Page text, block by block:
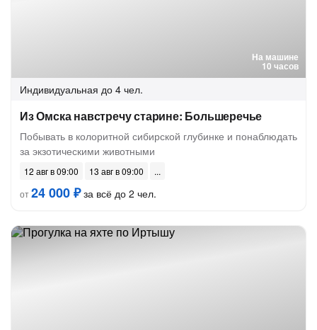
На машине
10 часов
Индивидуальная до 4 чел.
Из Омска навстречу старине: Большеречье
Побывать в колоритной сибирской глубинке и понаблюдать
за экзотическими животными
12 авг в 09:00
13 авг в 09:00
от24 000 ₽за всё до 2 чел.